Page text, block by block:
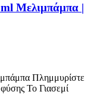
Μελιμπάμπα |
Πλημμυρίστε
Το Γιασεμί